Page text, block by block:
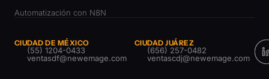
Automatización con N8N
CIUDAD DE MÉXICO
(55) 1204-0433
ventasdf@newemage.com
CIUDAD JUÁREZ
(656) 257-0482
ventascdj@newemage.com